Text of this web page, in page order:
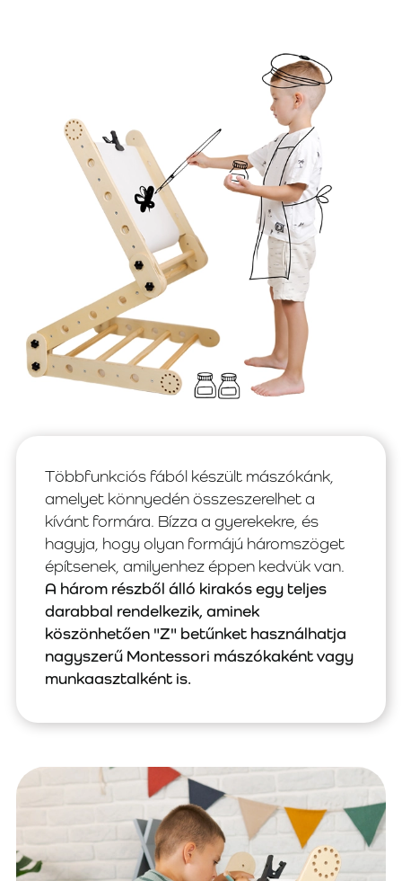
Többfunkciós fából készült mászókánk,
amelyet könnyedén összeszerelhet a
kívánt formára. Bízza a gyerekekre, és
hagyja, hogy olyan formájú háromszöget
építsenek, amilyenhez éppen kedvük van.
A három részből álló kirakós egy teljes
darabbal rendelkezik, aminek
köszönhetően "Z" betűnket használhatja
nagyszerű Montessori mászókaként vagy
munkaasztalként is.